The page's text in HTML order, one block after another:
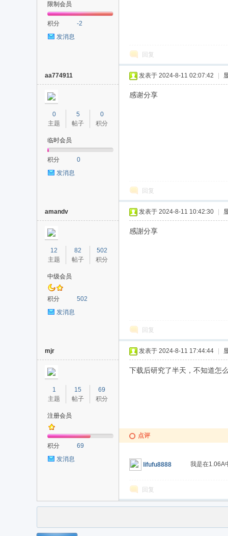
限制会员
积分
-2
发消息
回复
aa774911
0
主题
5
帖子
0
积分
临时会员
积分
0
发消息
发表于 2024-8-11 02:07:42
感谢分享
回复
amandv
12
主题
82
帖子
502
积分
中级会员
积分
502
发消息
发表于 2024-8-11 10:42:30
感謝分享
回复
mjr
1
主题
15
帖子
69
积分
注册会员
积分
69
发消息
发表于 2024-8-11 17:44:44
下载后研究了半天，不知道怎
点评
lifufu8888 我是在1.06A
回复